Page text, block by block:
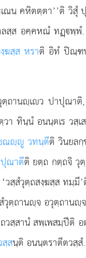
น คหิตตฺตา’’ติ วิ
ลสฺส อคฺคหณํ ทฏฺ
ฆสฺส หราติ อิทํ ปิณฺฑ
ถานฺเว ปาปุณา
ทินฺนํ อนนฺตเร วสฺ
ณฺู วทนฺตีติ วินยล
ณาตีติ ยตฺถ กตฺถจิ วุ
สฺสํวุตฺถสงฺฆสฺส ทมฺ
วุตฺถานฺจ อวุตฺถา
วสฺสานํ สพฺเพสมฺปีติ อ
สนฺติ อนนฺตราตีตวสฺสํ.